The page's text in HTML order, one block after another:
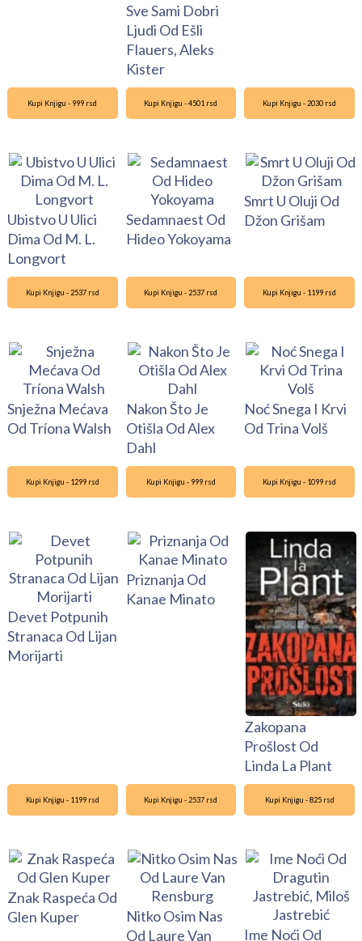
Sve Sami Dobri
Ljudi Od Ešli
Flauers, Aleks
Kister
Kupi Knjigu - 999 rsd
Ubistvo U Ulici
Dima Od M. L.
Longvort
Kupi Knjigu - 4501 rsd
Sedamnaest Od
Hideo Yokoyama
Kupi Knjigu - 2030 rsd
Smrt U Oluji Od
Džon Grišam
Kupi Knjigu - 2537 rsd
Snježna Mećava
Od Tríona Walsh
Kupi Knjigu - 2537 rsd
Nakon Što Je
Otišla Od Alex
Dahl
Kupi Knjigu - 1199 rsd
Noć Snega I Krvi
Od Trina Volš
Kupi Knjigu - 1299 rsd
Devet Potpunih
Stranaca Od Lijan
Morijarti
Kupi Knjigu - 999 rsd
Priznanja Od
Kanae Minato
Kupi Knjigu - 1099 rsd
Zakopana
Prošlost Od
Linda La Plant
Kupi Knjigu - 1199 rsd
Znak Raspeća Od
Glen Kuper
Kupi Knjigu - 2537 rsd
Nitko Osim Nas
Od Laure Van
Kupi Knjigu - 825 rsd
Ime Noći Od